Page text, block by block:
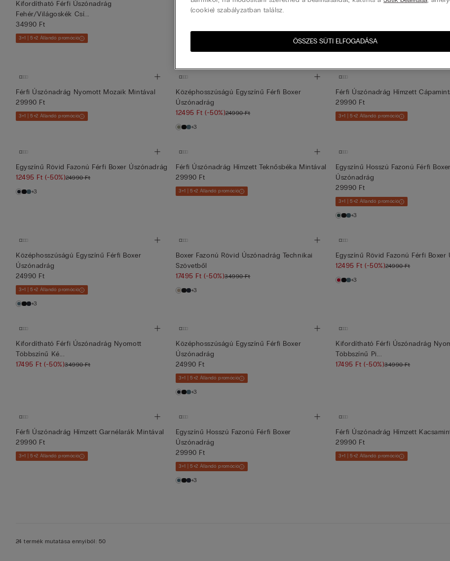
Kifordítható Férfi Úszónadrág
Fehér/Világoskék Csí...
34990 Ft
3+1 | 5+2 Állandó promóció
Férfi Úszónadrág Hímzett Flamingómintával
29990 Ft
Férfi Úszónadrág Nyomott Kék/
Férfi Úszónadrág Nyomott Mozaik Mintával
29990 Ft
3+1 | 5+2 Állandó promóció
Középhosszúságú Egyszínű Férfi Boxer
Úszónadrág
12495 Ft(-50%)24990 Ft
+3
Férfi Úszónadrág Hímzett
29990 Ft
3+1 | 5+2 Állandó promóció
Egyszínű Rövid Fazonú Férfi Boxer Úszónadrág
12495 Ft(-50%)24990 Ft
+3
Férfi Úszónadrág Hímzett Teknősbéka Mintával
29990 Ft
3+1 | 5+2 Állandó promóció
Egyszínű Hosszú Fazonú Férfi Boxer
Úszónadrág
29990 Ft
3+1 | 5+2 Állandó promóció
+3
Középhosszúságú Egyszínű Férfi Boxer
Úszónadrág
24990 Ft
3+1 | 5+2 Állandó promóció
+3
Boxer Fazonú Rövid Úszónadrág Technikai
Szövetből
17495 Ft(-50%)34990 Ft
+3
Egyszínű Rövid Fazonú Férfi Boxer
12495 Ft(-50%)24990 Ft
+3
Kifordítható Férfi Úszónadrág Nyomott
Többszínű Ké...
17495 Ft(-50%)34990 Ft
Középhosszúságú Egyszínű Férfi Boxer
Úszónadrág
24990 Ft
3+1 | 5+2 Állandó promóció
+3
Kifordítható Férfi Úszónadrág
Többszínű Pi...
17495 Ft(-50%)34990 Ft
Férfi Úszónadrág Hímzett Garnélarák Mintával
29990 Ft
3+1 | 5+2 Állandó promóció
Egyszínű Hosszú Fazonú Férfi Boxer
Úszónadrág
29990 Ft
3+1 | 5+2 Állandó promóció
+3
Férfi Úszónadrág Hímzett
29990 Ft
3+1 | 5+2 Állandó promóció
24 termék mutatása ennyiből: 50
(cookie) szabályzatban találsz.
ÖSSZES SÜTI ELFOGADÁSA